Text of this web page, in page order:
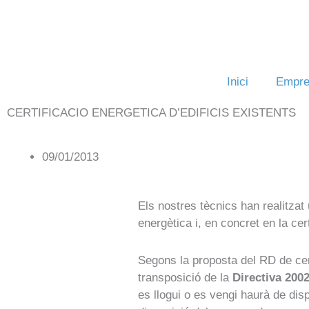
Inici
CERTIFICACIO ENERGETICA D’EDIFICIS EXISTENTS
09/01/2013
Els nostres tècnics han realitzat
energètica i, en concret en la
Segons la proposta del RD de
transposició de la Directiva
es llogui o es vengi haurà de